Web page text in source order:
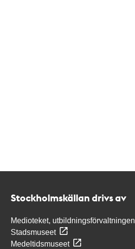
Stockholmskällan drivs av
Medioteket, utbildningsförvaltningen
Stadsmuseet
Medeltidsmuseet